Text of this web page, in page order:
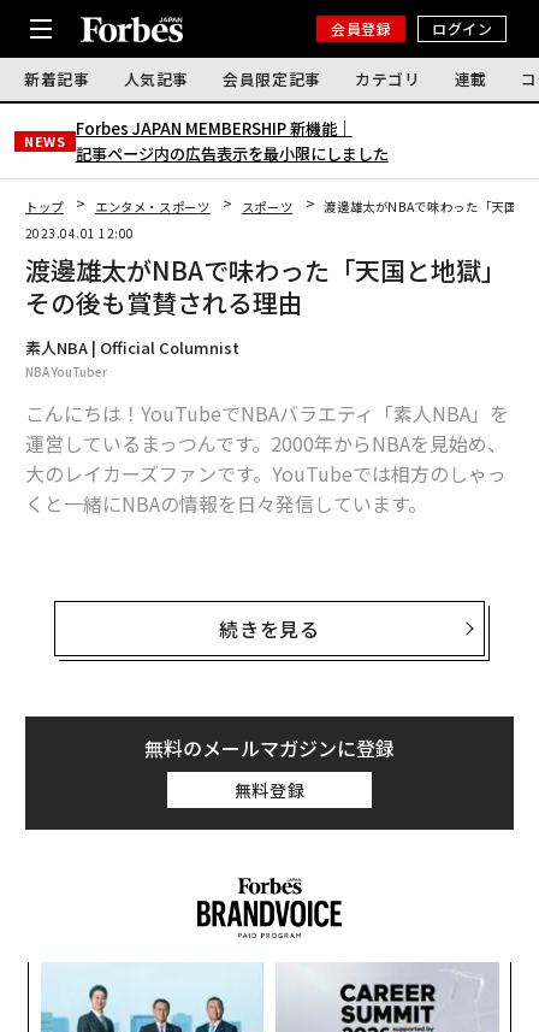
会員登録 ログイン
新着記事 人気記事 会員限定記事 カテゴリ 連載
NEWS
Forbes JAPAN MEMBERSHIP 新機能｜
記事ページ内の広告表示を最小限にしました
トップ エンタメ・スポーツ スポーツ
渡邊雄太がNBAで味わった「天国と
2023.04.01 12:00
渡邊雄太がNBAで味わった「天国と地獄」
その後も賞賛される理由
素人NBA | Official Columnist
NBA YouTuber
こんにちは！YouTubeでNBAバラエティ「素人NBA」を
運営しているまっつんです。2000年からNBAを見始め、
大のレイカーズファンです。YouTubeでは相方のしゃっ
くと一緒にNBAの情報を日々発信しています。
続きを見る
無料のメールマガジンに登録
無料登録